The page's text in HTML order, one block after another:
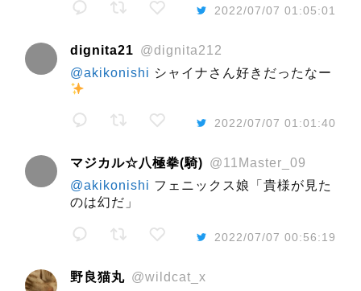
2022/07/07 01:05:01
dignita21 @dignita212
@akikonishi シャイナさん好きだったなー
2022/07/07 01:01:40
マジカル☆八極拳(騎) @11Master_09
@akikonishi フェニックス娘「貴様が見た
のは幻だ」
2022/07/07 00:56:19
野良猫丸 @wildcat_x